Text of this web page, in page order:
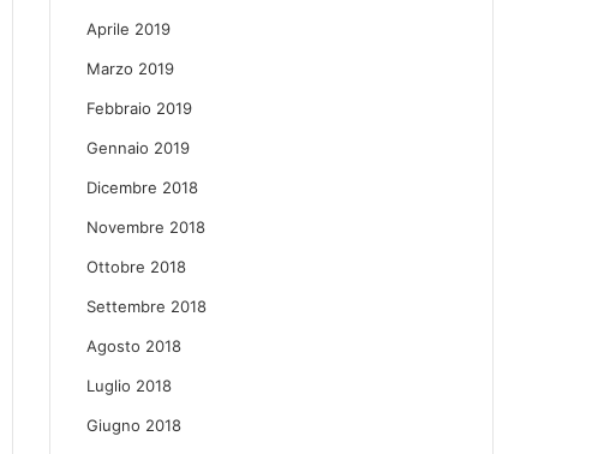
Aprile 2019
Marzo 2019
Febbraio 2019
Gennaio 2019
Dicembre 2018
Novembre 2018
Ottobre 2018
Settembre 2018
Agosto 2018
Luglio 2018
Giugno 2018